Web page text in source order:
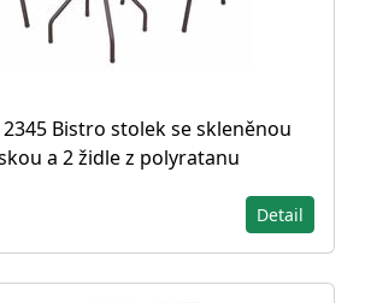
Bistro stolek se skleněnou
a 2 židle z polyratanu
Detail